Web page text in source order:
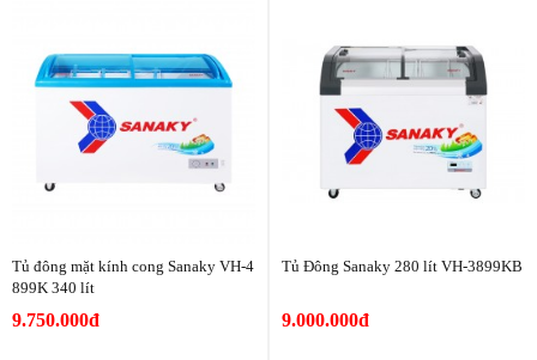
Tủ đông mặt kính cong Sanaky VH-4
899K 340 lít
9.750.000đ
Tủ Đông Sanaky 280 lít VH-3899KB
9.000.000đ